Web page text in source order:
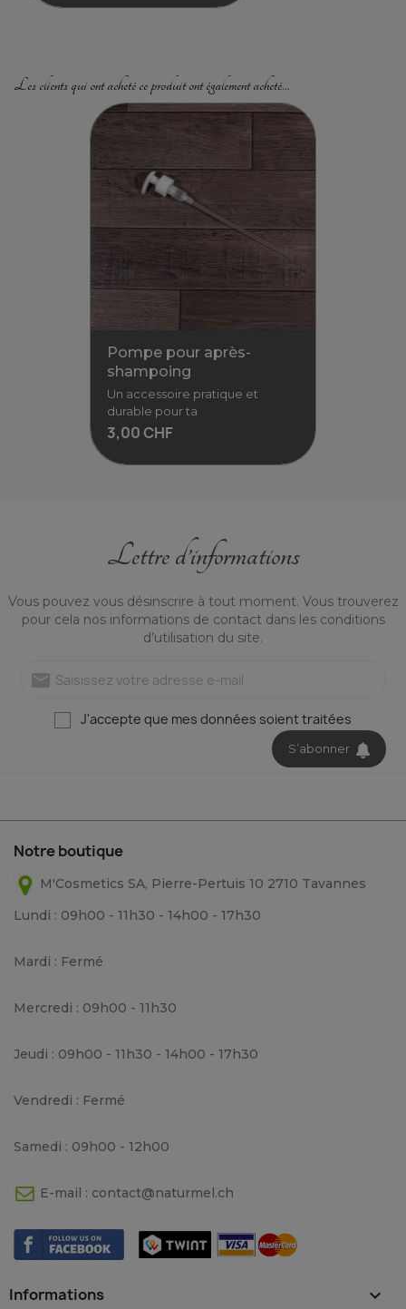
Shampoing solide parfumé...
Parfum entre boisé et suave –
Format 90g – Fabriqué à la
main en Suisse -
(Anciennement
16,90 CHF
Voir
Les clients qui ont acheté ce produit ont également acheté...
Pompe pour après-
shampoing
Un accessoire pratique et
durable pour ta
3,00 CHF
Pompe pour après-shampoing
Un accessoire pratique et
durable pour ta routine
3,00 CHF
Lettre d’informations
Vous pouvez vous désinscrire à tout moment. Vous trouverez
pour cela nos informations de contact dans les conditions
d’utilisation du site.
S’abonner
mail
J'accepte que mes données soient traitées
Notre boutique
M'Cosmetics SA, Pierre-Pertuis 10 2710 Tavannes
Lundi : 09h00 - 11h30 - 14h00 - 17h30
Mardi : Fermé
Mercredi : 09h00 - 11h30
Jeudi : 09h00 - 11h30 - 14h00 - 17h30
Vendredi : Fermé
Samedi : 09h00 - 12h00
E-mail : contact@naturmel.ch
Informations 